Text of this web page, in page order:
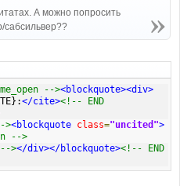
А можно попросить
сабсильвер??
--><blockquote><div>
</cite><!-- END
><blockquote class="uncited">
-->
--></div></blockquote><!-- END